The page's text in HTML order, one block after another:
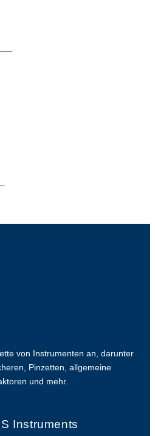
von Instrumenten an, darunter
Pinzetten, allgemeine
und mehr.
Instruments